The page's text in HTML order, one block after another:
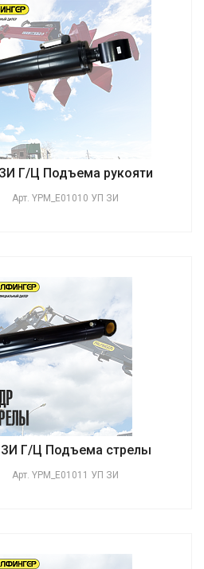
Г/Ц Подъема рукояти
Арт. YPM_E01010 УП ЗИ
ЗИ Г/Ц Подъема стрелы
Арт. YPM_E01011 УП ЗИ